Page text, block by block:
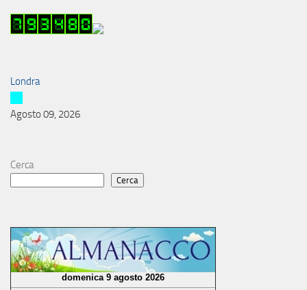
Londra
Agosto 09, 2026
Cerca
Cerca